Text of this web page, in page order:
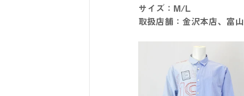
サイズ：M/L
取扱店舗：金沢本店、富